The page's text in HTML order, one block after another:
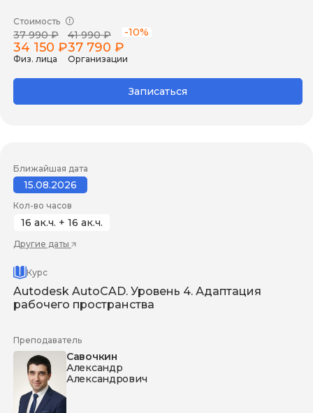
Стоимость
37 990 ₽
34 150 ₽
Физ. лица
41 990 ₽ -10%
37 790 ₽
Организации
Записаться
Ближайшая дата
15.08.2026
Кол-во часов
16 ак.ч. + 16 ак.ч.
Другие даты
Курс
Autodesk AutoCAD. Уровень 4. Адаптация
рабочего пространства
Преподаватель
Савочкин
Александр
Александрович